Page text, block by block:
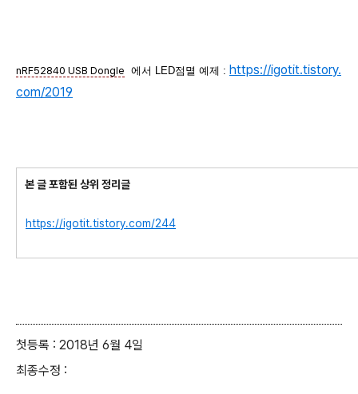
nRF52840 USB Dongle 에서 LED점멸 예제 : https://igotit.tistory.
com/2019
본 글 포함된 상위 정리글
https://igotit.tistory.com/244
첫등록 : 2018년 6월 4일
최종수정 :